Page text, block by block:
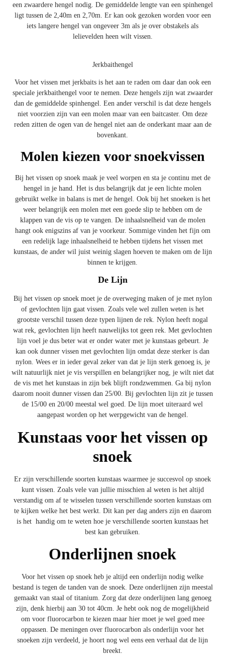
een zwaardere hengel nodig. De gemiddelde lengte van een spinhengel
ligt tussen de 2,40m en 2,70m. Er kan ook gezoken worden voor een
iets langere hengel van ongeveer 3m als je over obstakels als
lelievelden heen wilt vissen.
Jerkbaithengel
Voor het vissen met jerkbaits is het aan te raden om daar dan ook een
speciale jerkbaithengelvoor te nemen. Deze hengels zijn wat zwaarder
dan de gemiddelde spinhengel. Een ander verschil is dat deze hengels
niet voorzien zijn van een molen maar van een baitcaster. Om deze
reden zitten de ogen van de hengel niet aan de onderkant maar aan de
bovenkant.
Molen kiezen voor snoekvissen
Bij het vissen op snoek maak je veel worpen en sta je continu met de
hengel in je hand. Het is dus belangrijk dat je een lichte molen
gebruikt welke in balans is met de hengel. Ook bij het snoeken is het
weer belangrijk een molen met een goede slip te hebben om de
klappen van de vis op te vangen. De inhaalsnelheid van de molen
hangt ook enigszins af van je voorkeur. Sommige vinden het fijn om
een redelijk lage inhaalsnelheid te hebben tijdens het vissen met
kunstaas, de ander wil juist weinig slagen hoeven te maken om de lijn
binnen te krijgen.
De Lijn
Bij het vissen op snoek moet je de overweging maken of je met nylon
of gevlochten lijn gaat vissen. Zoals vele wel zullen weten is het
grootste verschil tussen deze typen lijnen de rek. Nylon heeft nogal
wat rek, gevlochten lijn heeft nauwelijks tot geen rek. Met gevlochten
lijn voel je dus beter wat er onder water met je kunstaas gebeurt. Je
kan ook dunner vissen met gevlochten lijn omdat deze sterker is dan
nylon. Wees er in ieder geval zeker van dat je lijn sterk genoeg is, je
wilt natuurlijk niet je vis verspillen en belangrijker nog, je wilt niet dat
de vis met het kunstaas in zijn bek blijft rondzwemmen. Ga bij nylon
daarom nooit dunner vissen dan 25/00. Bij gevlochten lijn zit je tussen
de 15/00 en 20/00 meestal wel goed. De lijn moet uiteraard wel
aangepast worden op het werpgewicht van de hengel.
Kunstaas voor het vissen op
snoek
Er zijn verschillende soorten kunstaas waarmee je succesvol op snoek
kunt vissen. Zoals vele van jullie misschien al weten is het altijd
verstandig om af te wisselen tussen verschillende soorten kunstaas om
te kijken welke het best werkt. Dit kan per dag anders zijn en daarom
is het handig om te weten hoe je verschillende soorten kunstaas het
best kan gebruiken.
Onderlijnen snoek
Voor het vissen op snoek heb je altijd een onderlijn nodig welke
bestand is tegen de tanden van de snoek. Deze onderlijnen zijn meestal
gemaakt van staal of titanium. Zorg dat deze onderlijnen lang genoeg
zijn, denk hierbij aan 30 tot 40cm. Je hebt ook nog de mogelijkheid
om voor fluorocarbon te kiezen maar hier moet je wel goed mee
oppassen. De meningen over fluorocarbon als onderlijn voor het
snoeken zijn verdeeld, je hoort nog wel eens een verhaal dat de lijn
breekt.